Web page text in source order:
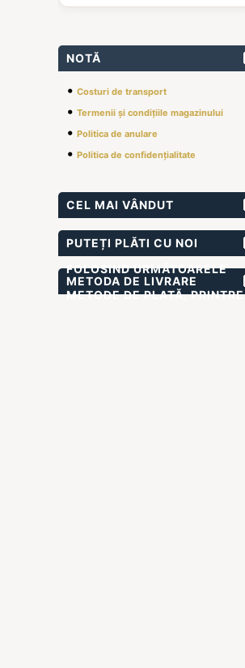
NOTĂ
• Costuri de transport
• Termenii și condițiile magazinului
• Politica de anulare
• Politica de confidențialitate
CEL MAI VÂNDUT
PUTEȚI PLĂTI CU NOI
FOLOSIND URMĂTOARELE
METODE DE PLATĂ, PRINTRE
METODA DE LIVRARE